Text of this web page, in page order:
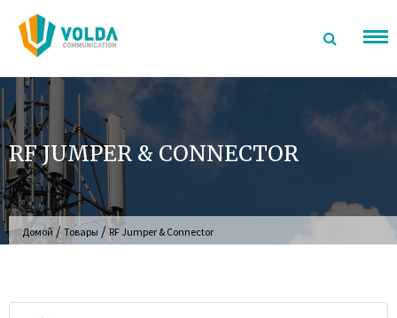
перейти
содержанию
RF JUMPER & CONNECTOR
Домой/ Товары /RF Jumper & Connector